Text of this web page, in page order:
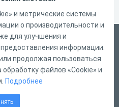
и метрические системы
о производительности и
для улучшения и
информации.
продолжая пользоваться
файлов «Cookie» и
Подробнее